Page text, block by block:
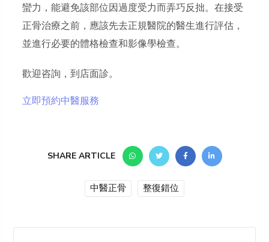
蠻力，能避免該部位因過度受力而弄巧反拙。在接受
正骨治療之前，應該先去正規醫院的醫生進行評估，
並進行必要的體格檢查和影像學檢查。
歡迎咨詢，到店面診。
立即預約中醫服務
SHARE ARTICLE
中醫正骨 整復錯位